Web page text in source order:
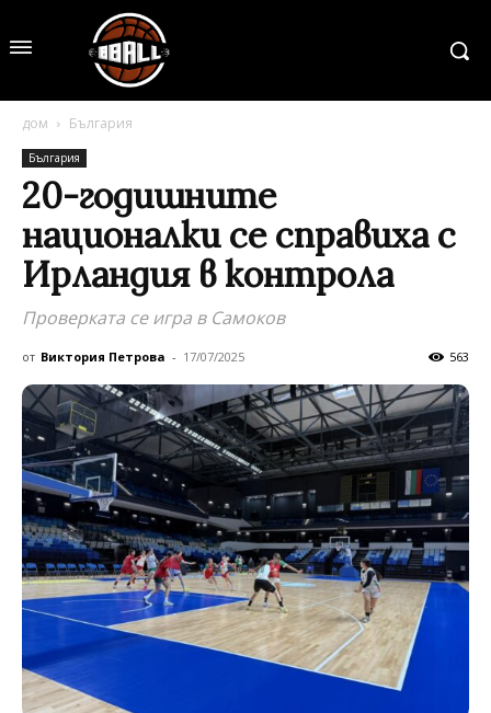
дом България
България
20-годишните
националки се справиха с
Ирландия в контрола
Проверката се игра в Самоков
от Виктория Петрова - 17/07/2025 563